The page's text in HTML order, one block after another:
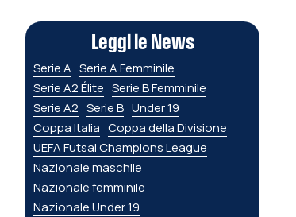
Leggi le News
Serie A Serie A Femminile
Serie A2 Élite Serie B Femminile
Serie A2 Serie B Under 19
Coppa Italia Coppa della Divisione
UEFA Futsal Champions League
Nazionale maschile
Nazionale femminile
Nazionale Under 19